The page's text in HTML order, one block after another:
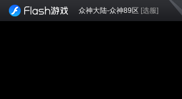
众神大陆-众神89区 [选服]